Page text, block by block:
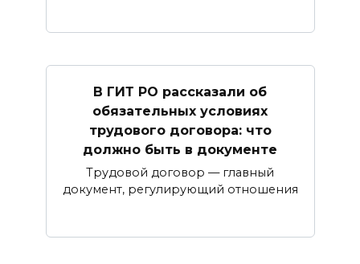
В ГИТ РО рассказали об
обязательных условиях
трудового договора: что
должно быть в документе
Трудовой договор — главный
документ, регулирующий отношения